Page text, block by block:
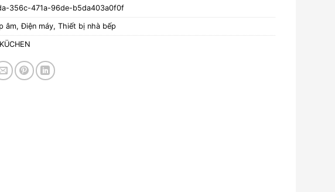
356c-471a-96de-b5da403a0f0f
âm,Điện máy, Thiết bị nhà bếp
KÜCHEN